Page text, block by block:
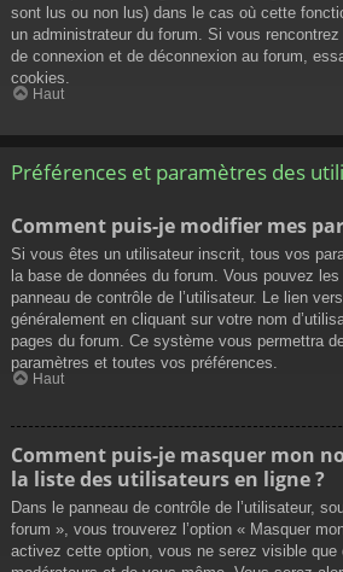
sont lus ou non lus) dans le cas où cette
un administrateur du forum. Si vous
de connexion et de déconnexion au forum,
cookies.
Haut
Préférences et paramètres des
Comment puis-je modifier mes
Si vous êtes un utilisateur inscrit, tous vos
la base de données du forum. Vous pouvez
panneau de contrôle de l’utilisateur. Le lien
généralement en cliquant sur votre nom
pages du forum. Ce système vous permettra
paramètres et toutes vos préférences.
Haut
Comment puis-je masquer mon
la liste des utilisateurs en ligne ?
Dans le panneau de contrôle de l’utilisateur,
forum », vous trouverez l’option « Masquer
activez cette option, vous ne serez visible que